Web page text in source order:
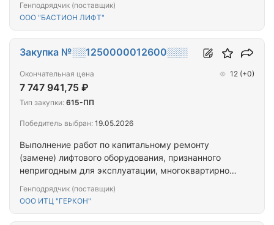
Тыва, г. Кызыл, ул. Ангарский бульвар, д. 31
Генподрядчик (поставщик)
ООО "БАСТИОН ЛИФТ"
Выполнение работ по капитальному ремонту
(замене) лифтового оборудования, признанного
непригодным для эксплуатации, многоквартирного
Тыва, г. Кызыл, ул. Бай-Хаакская, д. 6
Генподрядчик (поставщик)
ООО ИТЦ "ГЕРКОН"
Закупка №░░1250000012600░░░
Окончательная цена
7 747 941,75 ₽
12 (+0)
Тип закупки: 615-ПП
Победитель выбран: 19.05.2026